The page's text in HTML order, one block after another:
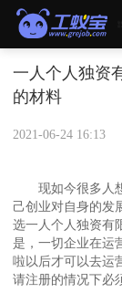
一人个人独资
的材料
2021-06-24 16:13
现如今很多人想
己创业对自身的发
选一人个人独资有
是，一切企业在运
啦以后才可以去运
请注册的情况下必